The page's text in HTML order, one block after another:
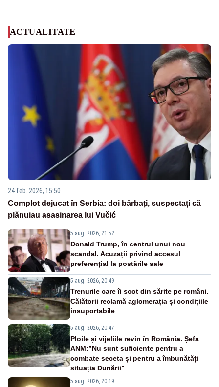
ACTUALITATE
24 feb. 2026, 15:50
Complot dejucat în Serbia: doi bărbați, suspectați că
plănuiau asasinarea lui Vučić
5 aug. 2026, 21:52
Donald Trump, în centrul unui nou
scandal. Acuzații privind accesul
preferențial la postările sale
5 aug. 2026, 20:49
Trenurile care îi scot din sărite pe români.
Călătorii reclamă aglomerația și condițiile
insuportabile
5 aug. 2026, 20:47
Ploile și vijeliile revin în România. Șefa
ANM:”Nu sunt suficiente pentru a
combate seceta și pentru a îmbunătăți
situația Dunării”
5 aug. 2026, 20:19